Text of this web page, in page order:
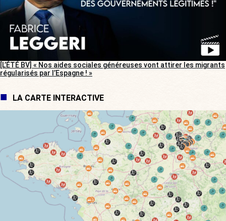
[L’ÉTÉ BV] « Nos aides sociales généreuses vont attirer les migrants
régularisés par l’Espagne ! »
LA CARTE INTERACTIVE